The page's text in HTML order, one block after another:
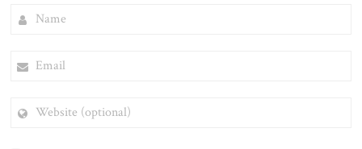
(OPTIONAL)